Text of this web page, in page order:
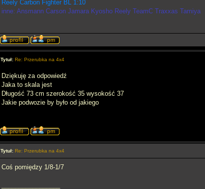
Reely Carbon Fighter BL 1:10
inne: Ansmann Carson Jamara Kyosho Reely TeamC Traxxas Tamiya
Tytuł: Re: Przerubka na 4x4
Dziękuję za odpowiedź
Jaka to skala jest
Długość 73 cm szerokość 35 wysokość 37
Jakie podwozie by było od jakiego
Tytuł: Re: Przerubka na 4x4
Coś pomiędzy 1/8-1/7